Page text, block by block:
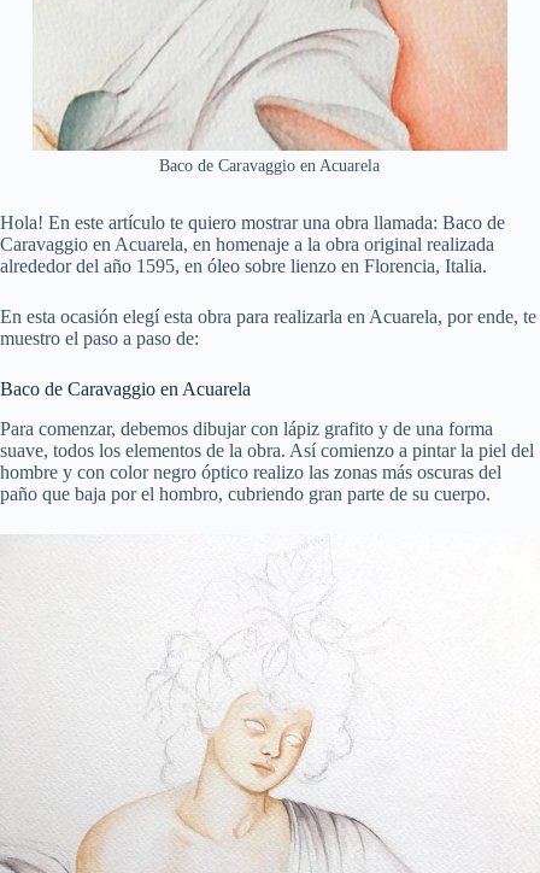
Baco de Caravaggio en Acuarela
Hola! En este artículo te quiero mostrar una obra llamada: Baco de
Caravaggio en Acuarela, en homenaje a la obra original realizada
alrededor del año 1595, en óleo sobre lienzo en Florencia, Italia.
En esta ocasión elegí esta obra para realizarla en Acuarela, por ende, te
muestro el paso a paso de:
Baco de Caravaggio en Acuarela
Para comenzar, debemos dibujar con lápiz grafito y de una forma
suave, todos los elementos de la obra. Así comienzo a pintar la piel del
hombre y con color negro óptico realizo las zonas más oscuras del
paño que baja por el hombro, cubriendo gran parte de su cuerpo.